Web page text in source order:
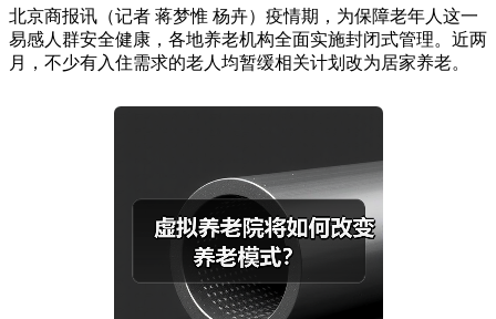
北京商报讯（记者 蒋梦惟 杨卉）疫情期，为保障老年人这一
易感人群安全健康，各地养老机构全面实施封闭式管理。近两
月，不少有入住需求的老人均暂缓相关计划改为居家养老。